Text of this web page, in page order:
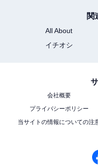
関
All About
イチオシ
会社概要
プライバシーポリシー
当サイトの情報についての注